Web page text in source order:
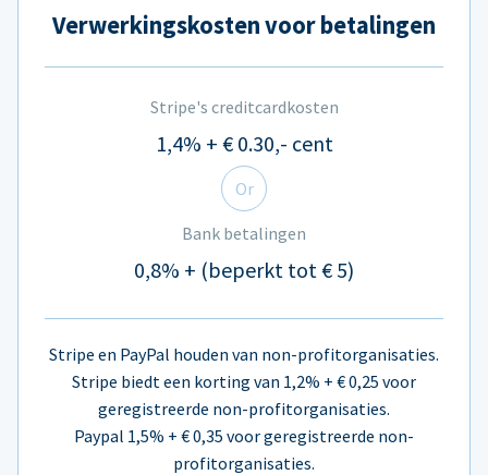
Verwerkingskosten voor betalingen
Stripe's creditcardkosten
1,4% + € 0.30,- cent
Or
Bank betalingen
0,8% + (beperkt tot € 5)
Stripe en PayPal houden van non-profitorganisaties.
Stripe biedt een korting van 1,2% + € 0,25 voor
geregistreerde non-profitorganisaties.
Paypal 1,5% + € 0,35 voor geregistreerde non-
profitorganisaties.